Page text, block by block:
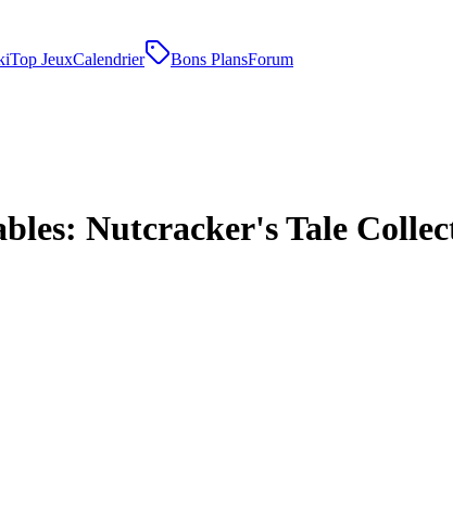
Top JeuxCalendrier Bons PlansForum
Nutcracker's Tale